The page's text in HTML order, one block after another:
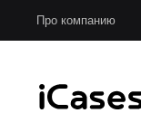
Про компанию